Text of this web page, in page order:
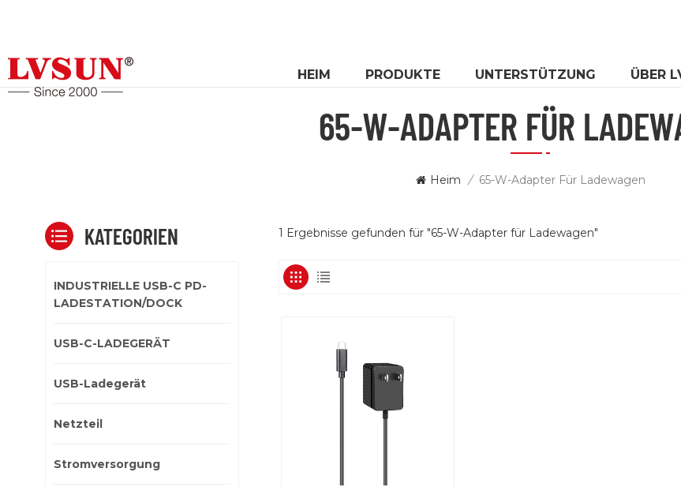
HEIM PRODUKTE UNTERSTÜTZUNG ÜBER
65-W-ADAPTER FÜR
Heim / 65-W-Adapter Für Ladewagen
1 Ergebnisse gefunden für "65-W-Adapter für Ladewagen"
KATEGORIEN
INDUSTRIELLE USB-C PD-
LADESTATION/DOCK
USB-C-LADEGERÄT
USB-Ladegerät
Netzteil
Stromversorgung